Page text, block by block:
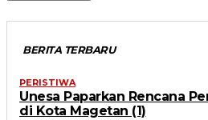
BERITA TERBARU
PERISTIWA
Unesa Paparkan Rencana
di Kota Magetan (1)